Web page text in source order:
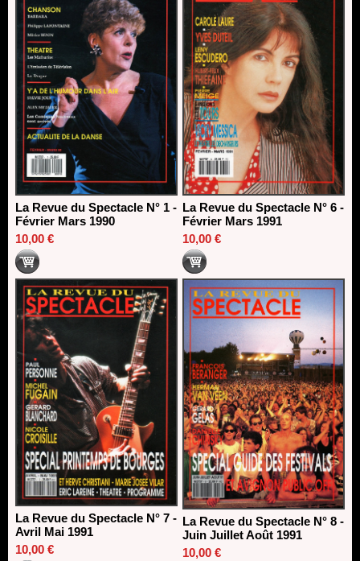
La Revue du Spectacle N° 1 -
Février Mars 1990
10,00 €
La Revue du Spectacle N° 6 -
Février Mars 1991
10,00 €
La Revue du Spectacle N° 7 -
Avril Mai 1991
10,00 €
La Revue du Spectacle N° 8 -
Juin Juillet Août 1991
10,00 €